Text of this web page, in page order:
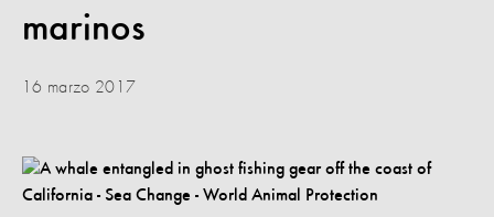
marinos
16 marzo 2017